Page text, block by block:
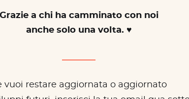
Grazie a chi ha camminato con noi
anche solo una volta. ♥
vuoi restare aggiornata o aggiornato